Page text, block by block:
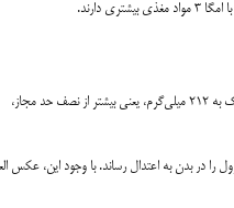
دارند.
این حقیقت که تخم مرغ کلسترول بالایی دارد صحت دارد. در حقیقت، ما مجاز به دریافت ۳۰۰ میلی‌گرم کلسترول در روز هستیم و هر تخم مرغ نزدیک به ۲۱۲ میلی‌گرم، یعنی بیشتر از نصف حد مجاز،
را در بدن به اعتدال رساند. با وجود این، عکس